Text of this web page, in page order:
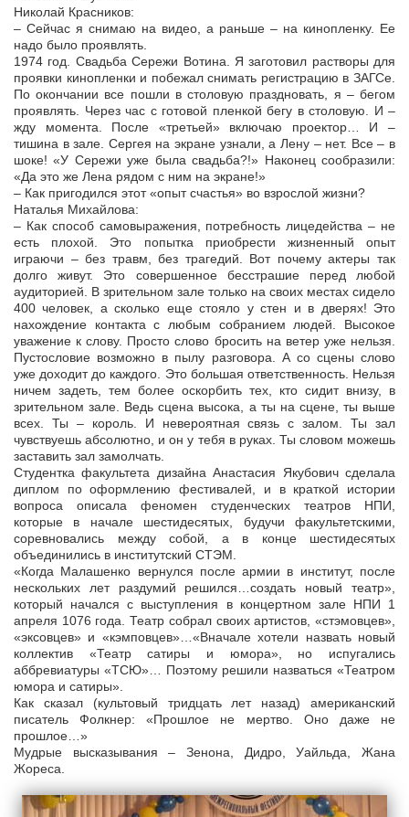
Николай Красников:
– Сейчас я снимаю на видео, а раньше – на кинопленку. Ее
надо было проявлять.
1974 год. Свадьба Сережи Вотина. Я заготовил растворы для
проявки кинопленки и побежал снимать регистрацию в ЗАГСе.
По окончании все пошли в столовую праздновать, я – бегом
проявлять. Через час с готовой пленкой бегу в столовую. И –
жду момента. После «третьей» включаю проектор… И –
тишина в зале. Сергея на экране узнали, а Лену – нет. Все – в
шоке! «У Сережи уже была свадьба?!» Наконец сообразили:
«Да это же Лена рядом с ним на экране!»
– Как пригодился этот «опыт счастья» во взрослой жизни?
Наталья Михайлова:
– Как способ самовыражения, потребность лицедейства – не
есть плохой. Это попытка приобрести жизненный опыт
играючи – без травм, без трагедий. Вот почему актеры так
долго живут. Это совершенное бесстрашие перед любой
аудиторией. В зрительном зале только на своих местах сидело
400 человек, а сколько еще стояло у стен и в дверях! Это
нахождение контакта с любым собранием людей. Высокое
уважение к слову. Просто слово бросить на ветер уже нельзя.
Пустословие возможно в пылу разговора. А со сцены слово
уже доходит до каждого. Это большая ответственность. Нельзя
ничем задеть, тем более оскорбить тех, кто сидит внизу, в
зрительном зале. Ведь сцена высока, а ты на сцене, ты выше
всех. Ты – король. И невероятная связь с залом. Ты зал
чувствуешь абсолютно, и он у тебя в руках. Ты словом можешь
заставить зал замолчать.
Студентка факультета дизайна Анастасия Якубович сделала
диплом по оформлению фестивалей, и в краткой истории
вопроса описала феномен студенческих театров НПИ,
которые в начале шестидесятых, будучи факультетскими,
соревновались между собой, а в конце шестидесятых
объединились в институтский СТЭМ.
«Когда Малашенко вернулся после армии в институт, после
нескольких лет раздумий решился…создать новый театр»,
который начался с выступления в концертном зале НПИ 1
апреля 1076 года. Театр собрал своих артистов, «стэмовцев»,
«эксовцев» и «кэмповцев»…«Вначале хотели назвать новый
коллектив «Театр сатиры и юмора», но испугались
аббревиатуры «ТСЮ»… Поэтому решили назваться «Театром
юмора и сатиры».
Как сказал (культовый тридцать лет назад) американский
писатель Фолкнер: «Прошлое не мертво. Оно даже не
прошлое…»
Мудрые высказывания – Зенона, Дидро, Уайльда, Жана
Жореса.